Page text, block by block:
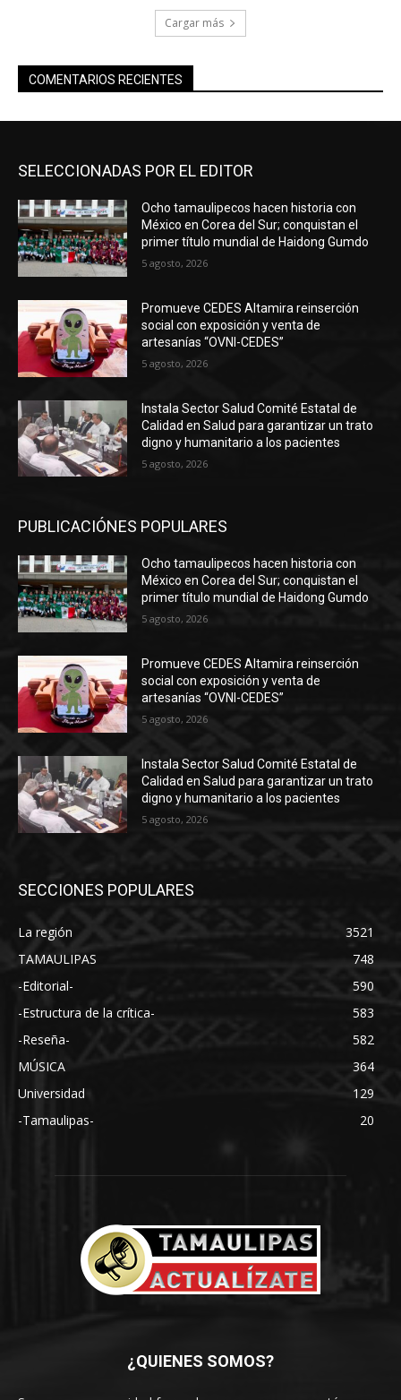
Cargar más
COMENTARIOS RECIENTES
SELECCIONADAS POR EL EDITOR
Ocho tamaulipecos hacen historia con
México en Corea del Sur; conquistan el
primer título mundial de Haidong Gumdo
5 agosto, 2026
Promueve CEDES Altamira reinserción
social con exposición y venta de
artesanías “OVNI-CEDES”
5 agosto, 2026
Instala Sector Salud Comité Estatal de
Calidad en Salud para garantizar un trato
digno y humanitario a los pacientes
5 agosto, 2026
PUBLICACIÓNES POPULARES
Ocho tamaulipecos hacen historia con
México en Corea del Sur; conquistan el
primer título mundial de Haidong Gumdo
5 agosto, 2026
Promueve CEDES Altamira reinserción
social con exposición y venta de
artesanías “OVNI-CEDES”
5 agosto, 2026
Instala Sector Salud Comité Estatal de
Calidad en Salud para garantizar un trato
digno y humanitario a los pacientes
5 agosto, 2026
SECCIONES POPULARES
La región
3521
TAMAULIPAS
748
-Editorial-
590
-Estructura de la crítica-
583
-Reseña-
582
MÚSICA
364
Universidad
129
-Tamaulipas-
20
¿QUIENES SOMOS?